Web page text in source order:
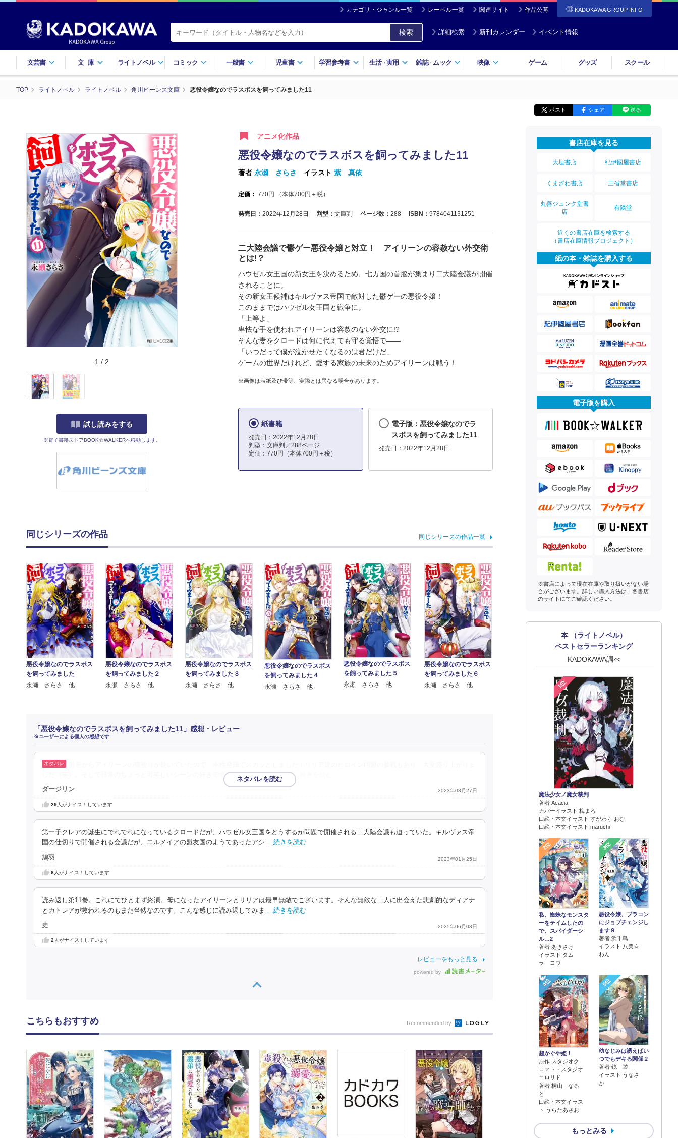
カテゴリ・ジャンル一覧 レーベル一覧 関連サイト 作品公募 KADOKAWA GROUP INFO
検索 詳細検索 新刊カレンダー イベント情報
文芸書 文庫 ライトノベル コミック 一般書 児童書 学習参考書 生活・実用 雑誌・ ムック 映像 ゲーム グッズ スクール
TOP ライトノベル ライトノベル 角川ビーンズ文庫 悪役令嬢なのでラスボスを飼ってみました11
ポスト シェア 送る
1 / 2
試し読みをする
※電子書籍ストアBOOK☆WALKERへ移動します。
アニメ化作品
悪役令嬢なのでラスボスを飼ってみました11
著者 永瀬 さらさ イラスト 紫 真依
定価： 770円 （本体700円＋税）
発売日： 2022年12月28日 判型： 文庫判 ページ数： 288 ISBN： 9784041131251
二大陸会議で鬱ゲー悪役令嬢と対立！ アイリーンの容赦ない外交術
とは!？
ハウゼル女王国の新女王を決めるため、七カ国の首脳が集まり二大陸会議が開催
されることに。
その新女王候補はキルヴァス帝国で敵対した鬱ゲーの悪役令嬢！
このままではハウゼル女王国と戦争に。
「上等よ」
卑怯な手を使われアイリーンは容赦のない外交に!?
そんな妻をクロードは何に代えても守る覚悟で――
「いつだって僕が泣かせたくなるのは君だけだ」
ゲームの世界だけれど、愛する家族の未来のためアイリーンは戦う！
※画像は表紙及び帯等、実際とは異なる場合があります。
紙書籍
発売日：2022年12月28日
判型：文庫判／288ページ
定価：770円（本体700円＋税）
電子版：悪役令嬢なのでラ
スボスを飼ってみました11
発売日：2022年12月28日
同じシリーズの作品 同じシリーズの作品一覧
悪役令嬢なのでラスボス
を飼ってみました
永瀬 さらさ 他
悪役令嬢なのでラスボス
を飼ってみました２
永瀬 さらさ 他
悪役令嬢なのでラスボス
を飼ってみました３
永瀬 さらさ 他
悪役令嬢なのでラスボス
を飼ってみました４
永瀬 さらさ 他
悪役令嬢なのでラスボス
を飼ってみました５
永瀬 さらさ 他
悪役令嬢なのでラスボス
を飼ってみました６
永瀬 さらさ 他
「悪役令嬢なのでラスボスを飼ってみました11」感想・レビュー
※ユーザーによる個人の感想です
した（笑）。そして日常のちょっと可笑しいシーンの好きです。また、どこかで読め …続きを読む
ダージリン 2023年08月27日
29人がナイス！しています
第一子クレアの誕生にでれでれになっているクロードだが、ハウゼル女王国をどうするか問題で開催される二大陸会議も迫っていた。キルヴァス帝
国の仕切りで開催される会議だが、エルメイアの盟友国のようであったアシ …続きを読む
鳩羽 2023年01月25日
6人がナイス！しています
読み返し第11巻。これにてひとまず終演。母になったアイリーンとリリアは最早無敵でございます。そんな無敵な二人に出会えた悲劇的なディアナ
とカトレアが救われるのもまた当然なのです。こんな感じに読み返してみま
…続きを読む
史 2025年06月08日
2人がナイス！しています
レビューをもっと見る
powered by
書店在庫を見る
大垣書店 紀伊國屋書店
くまざわ書店 三省堂書店
丸善ジュンク堂書
店
有隣堂
近くの書店在庫を検索する
（書店在庫情報プロジェクト）
紙の本・雑誌を購入する
電子版を購入
※書店によって現在在庫や取り扱いがない場
合がございます。詳しい購入方法は、各書店
のサイトにてご確認ください。
本 （ライトノベル）
ベストセラーランキング
KADOKAWA調べ
1位
魔法少女ノ魔女裁判
著者 Acacia
カバーイラスト 梅まろ
口絵・本文イラスト すがわら おむ
口絵・本文イラスト maruchi
2位
私、蜘蛛なモンスタ
ーをテイムしたの
で、スパイダーシ
ル…2
著者 あきさけ
イラスト タム
ラ ヨウ
3位
悪役令嬢、ブラコン
にジョブチェンジし
ます９
著者 浜千鳥
イラスト 八美☆
わん
4位
超かぐや姫！
原作 スタジオク
ロマト・スタジオ
コロリド
著者 桐山 なる
と
口絵・本文イラス
ト うらたあさお
5位
幼なじみは誘えばい
つでもデキる関係２
著者 鏡 遊
イラスト うなさ
か
もっとみる
こちらもおすすめ Recommended by